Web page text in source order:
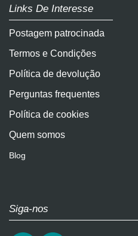
Links De Interesse
Postagem patrocinada
Termos e Condições
Política de devolução
Perguntas frequentes
Política de cookies
Quem somos
Blog
Siga-nos